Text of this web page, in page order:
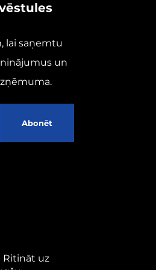
lai saņemtu
un
Abonēt
Ritināt uz